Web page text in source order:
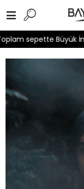
sepette Büyük